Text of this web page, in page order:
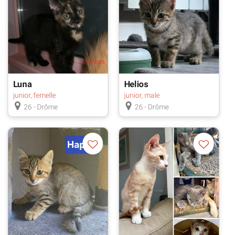
Luna
junior, femelle
26 - Drôme
Helios
junior, male
26 - Drôme